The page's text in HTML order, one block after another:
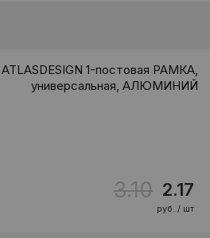
1-постовая РАМКА,
универсальная, АЛЮМИНИЙ
3.10 2.17
руб. / шт